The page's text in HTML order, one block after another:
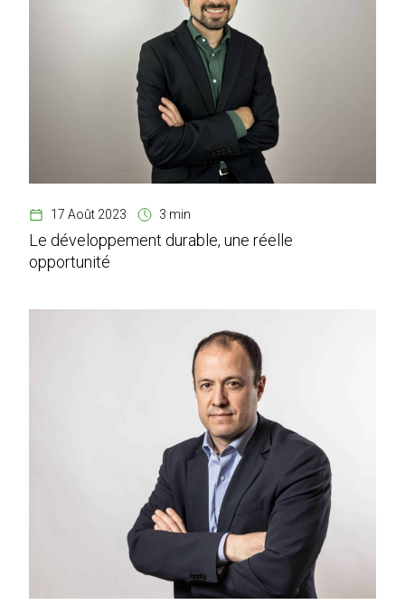
17 Août 2023 3 min
Le développement durable, une réelle
opportunité